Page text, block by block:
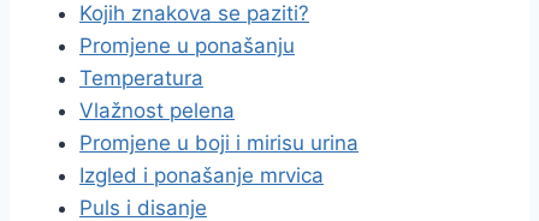
Kojih znakova se paziti?
Promjene u ponašanju
Temperatura
Vlažnost pelena
Promjene u boji i mirisu urina
Izgled i ponašanje mrvica
Puls i disanje